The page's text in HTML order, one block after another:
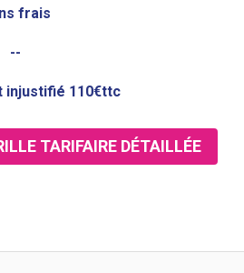
frais
--
injustifié 110€ttc
TARIFAIRE DÉTAILLÉE